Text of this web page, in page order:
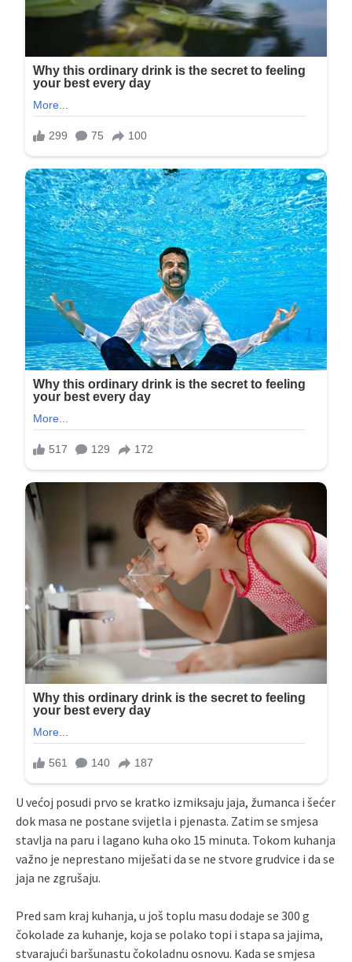
U većoj posudi prvo se kratko izmiksaju jaja, žumanca i šećer
dok masa ne postane svijetla i pjenasta. Zatim se smjesa
stavlja na paru i lagano kuha oko 15 minuta. Tokom kuhanja
važno je neprestano miješati da se ne stvore grudvice i da se
jaja ne zgrušaju.
Pred sam kraj kuhanja, u još toplu masu dodaje se 300 g
čokolade za kuhanje, koja se polako topi i stapa sa jajima,
stvarajući baršunastu čokoladnu osnovu. Kada se smjesa